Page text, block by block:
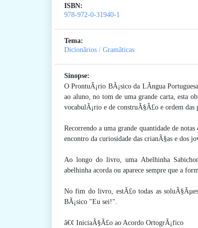
ISBN:
978-972-0-31940-1
Tema:
Dicionãrios / Gramãticas
Sinopse:
O ProntuÃ¡rio BÃ¡sico da LÃ­ngua
ao aluno, no tom de uma grande carta, esta
vocabulÃ¡rio e de construÃ§Ã£o e ordem das
Recorrendo a uma grande quantidade de
encontro da curiosidade das crianÃ§as e dos
Ao longo do livro, uma Abelhinha
abelhinha acorda ou aparece sempre que a
No fim do livro, estÃ£o todas as
BÃ¡sico "Eu sei!".
â€¢ IniciaÃ§Ã£o ao Acordo OrtogrÃ¡fico